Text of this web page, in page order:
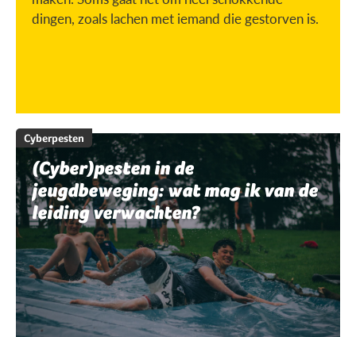
dingen, zoals lachen met iemand die gestorven is.
Cyberpesten
(Cyber)pesten in de
jeugdbeweging: wat mag ik van de
leiding verwachten?